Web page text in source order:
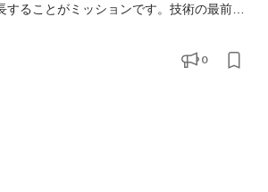
ることがミッションです。技術の最前線
えてきた製造業界において、「技術が事業
0